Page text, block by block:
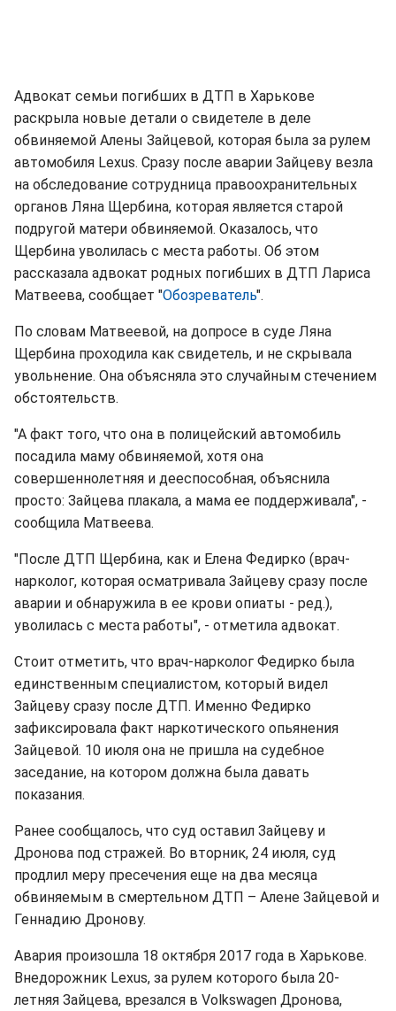
Адвокат семьи погибших в ДТП в Харькове
раскрыла новые детали о свидетеле в деле
обвиняемой Алены Зайцевой, которая была за рулем
автомобиля Lexus. Сразу после аварии Зайцеву везла
на обследование сотрудница правоохранительных
органов Ляна Щербина, которая является старой
подругой матери обвиняемой. Оказалось, что
Щербина уволилась с места работы. Об этом
рассказала адвокат родных погибших в ДТП Лариса
Матвеева, сообщает "Обозреватель".
По словам Матвеевой, на допросе в суде Ляна
Щербина проходила как свидетель, и не скрывала
увольнение. Она объясняла это случайным стечением
обстоятельств.
"А факт того, что она в полицейский автомобиль
посадила маму обвиняемой, хотя она
совершеннолетняя и дееспособная, объяснила
просто: Зайцева плакала, а мама ее поддерживала", -
сообщила Матвеева.
"После ДТП Щербина, как и Елена Федирко (врач-
нарколог, которая осматривала Зайцеву сразу после
аварии и обнаружила в ее крови опиаты - ред.),
уволилась с места работы", - отметила адвокат.
Стоит отметить, что врач-нарколог Федирко была
единственным специалистом, который видел
Зайцеву сразу после ДТП. Именно Федирко
зафиксировала факт наркотического опьянения
Зайцевой. 10 июля она не пришла на судебное
заседание, на котором должна была давать
показания.
Ранее сообщалось, что суд оставил Зайцеву и
Дронова под стражей. Во вторник, 24 июля, суд
продлил меру пресечения еще на два месяца
обвиняемым в смертельном ДТП – Алене Зайцевой и
Геннадию Дронову.
Авария произошла 18 октября 2017 года в Харькове.
Внедорожник Lexus, за рулем которого была 20-
летняя Зайцева, врезался в Volkswagen Дронова,